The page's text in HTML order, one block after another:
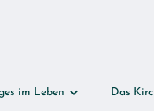
im Leben Das